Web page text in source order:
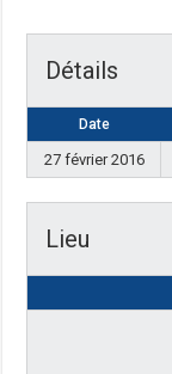
Détails
Date
27 février 2016
Lieu